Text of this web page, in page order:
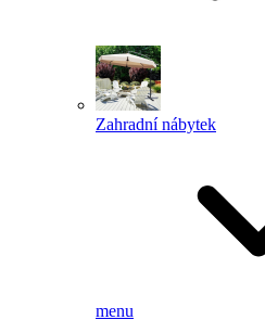
Zahradní nábytek
menu